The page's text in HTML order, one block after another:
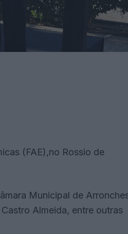
(FAE),no Rossio de
Municipal de
Almeida, entre outras